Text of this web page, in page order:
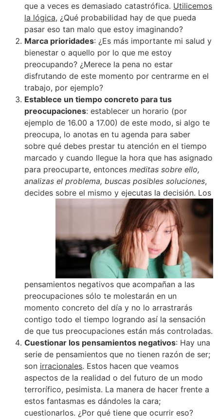
que a veces es demasiado catastrófica. Utilicemos
la lógica, ¿Qué probabilidad hay de que pueda
pasar eso tan malo que estoy imaginando?
Marca prioridades: ¿Es más importante mi salud y
bienestar o aquello por lo que me estoy
preocupando? ¿Merece la pena no estar
disfrutando de este momento por centrarme en el
trabajo, por ejemplo?
Establece un tiempo concreto para tus
preocupaciones: establecer un horario (por
ejemplo de 16.00 a 17.00) de este modo, si algo te
preocupa, lo anotas en tu agenda para saber
sobre qué debes prestar tu atención en el tiempo
marcado y cuando llegue la hora que has asignado
para preocuparte, entonces meditas sobre ello,
analizas el problema, buscas posibles soluciones,
decides sobre el mismo y ejecutas la decisión. Los
pensamientos negativos que acompañan a las
preocupaciones sólo te molestarán en un
momento concreto del día y no lo arrastrarás
contigo todo el tiempo logrando así la sensación
de que tus preocupaciones están más controladas.
Cuestionar los pensamientos negativos: Hay una
serie de pensamientos que no tienen razón de ser;
son irracionales. Estos hacen que veamos
aspectos de la realidad o del futuro de un modo
terrorífico, pesimista. La manera de hacer frente a
estos fantasmas es dándoles la cara;
cuestionarlos. ¿Por qué tiene que ocurrir eso?